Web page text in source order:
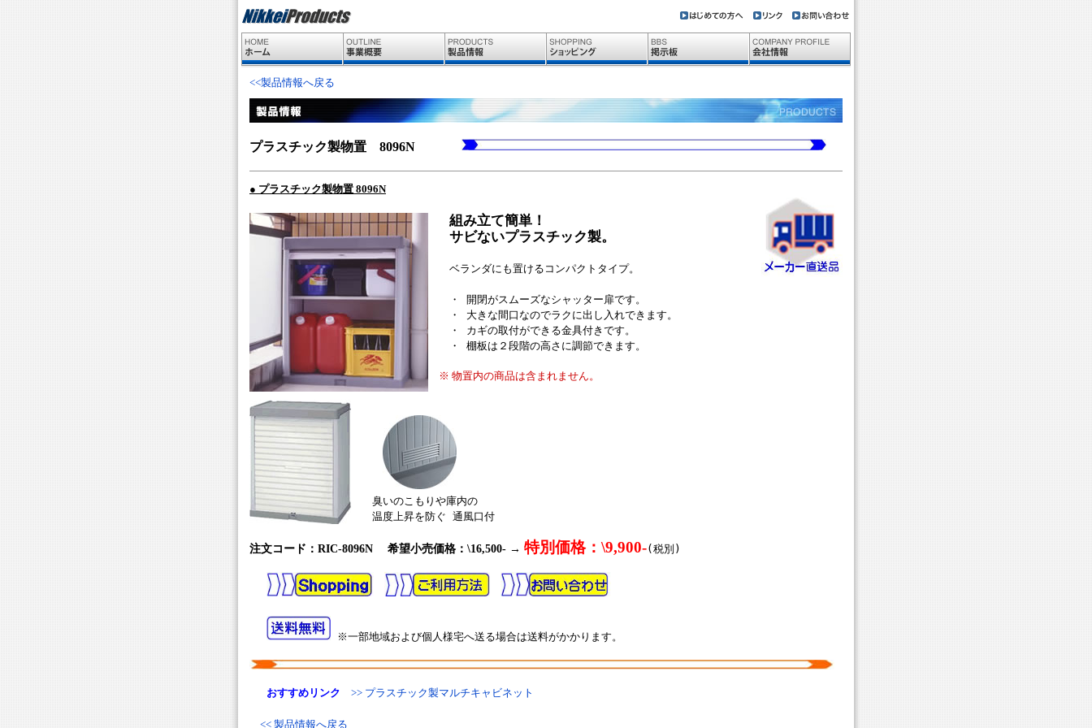
<<製品情報へ戻る
プラスチック製物置 8096N
● プラスチック製物置 8096N
組み立て簡単！
サビないプラスチック製。
ベランダにも置けるコンパクトタイプ。
・ 開閉がスムーズなシャッター扉です。
・ 大きな間口なのでラクに出し入れできます。
・ カギの取付ができる金具付きです。
・ 棚板は２段階の高さに調節できます。
※ 物置内の商品は含まれません。
臭いのこもりや庫内の
温度上昇を防ぐ 通風口付
注文コード：RIC-8096N 希望小売価格：\16,500- → 特別価格：\9,900-(税別)
※一部地域および個人様宅へ送る場合は送料がかかります。
おすすめリンク >> プラスチック製マルチキャビネット
<< 製品情報へ戻る